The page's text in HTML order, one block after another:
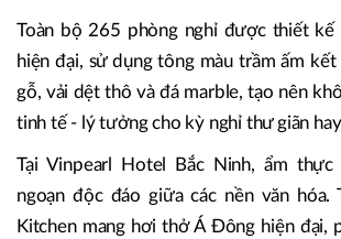
Toàn bộ 265 phòng nghỉ được thiết kế
hiện đại, sử dụng tông màu trầm ấm
gỗ, vải dệt thô và đá marble, tạo nên
tinh tế - lý tưởng cho kỳ nghỉ thư giãn
Tại Vinpearl Hotel Bắc Ninh, ẩm
ngoạn độc đáo giữa các nền văn hóa.
Kitchen mang hơi thở Á Đông hiện đại,